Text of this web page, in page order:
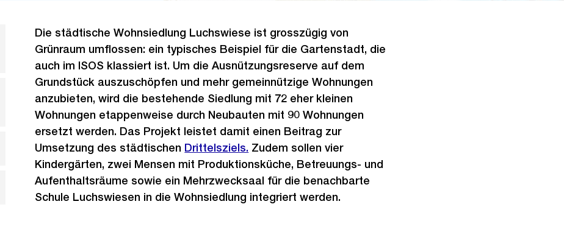
Die städtische Wohnsiedlung Luchswiese ist grosszügig von
Grünraum umflossen: ein typisches Beispiel für die Gartenstadt, die
auch im ISOS klassiert ist. Um die Ausnützungsreserve auf dem
Grundstück auszuschöpfen und mehr gemeinnützige Wohnungen
anzubieten, wird die bestehende Siedlung mit 72 eher kleinen
Wohnungen etappenweise durch Neubauten mit 90 Wohnungen
ersetzt werden. Das Projekt leistet damit einen Beitrag zur
Umsetzung des städtischen Drittelsziels. Zudem sollen vier
Kindergärten, zwei Mensen mit Produktionsküche, Betreuungs- und
Aufenthaltsräume sowie ein Mehrzwecksaal für die benachbarte
Schule Luchswiesen in die Wohnsiedlung integriert werden.